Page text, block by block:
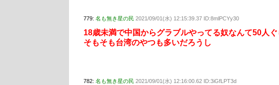
779: 名も無き星の民 2021/09/01(水) 12:15:39.37 ID:8mlPCYy30
18歳未満で中国からグラブルやってる奴なんて50人
そもそも台湾のやつも多いだろうし
782: 名も無き星の民 2021/09/01(水) 12:16:00.62 ID:3iGfLPT3d